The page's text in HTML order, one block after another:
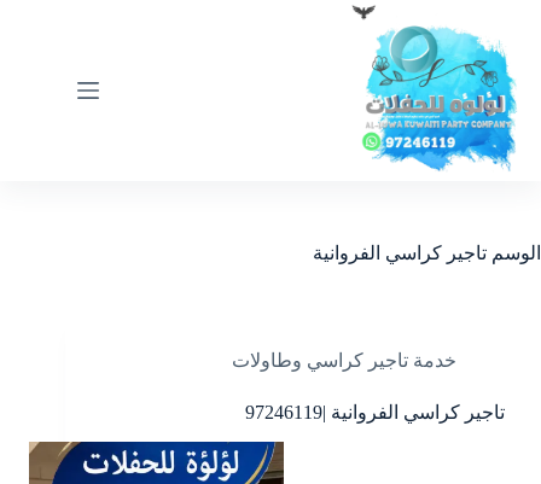
المحتوى
الوسم تاجير كراسي الفروانية
خدمة تاجير كراسي وطاولات
تاجير كراسي الفروانية |97246119